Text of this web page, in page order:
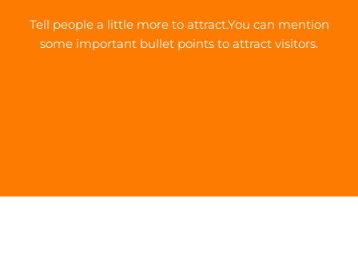
Tell people a little more to attract.You can mention
some important bullet points to attract visitors.